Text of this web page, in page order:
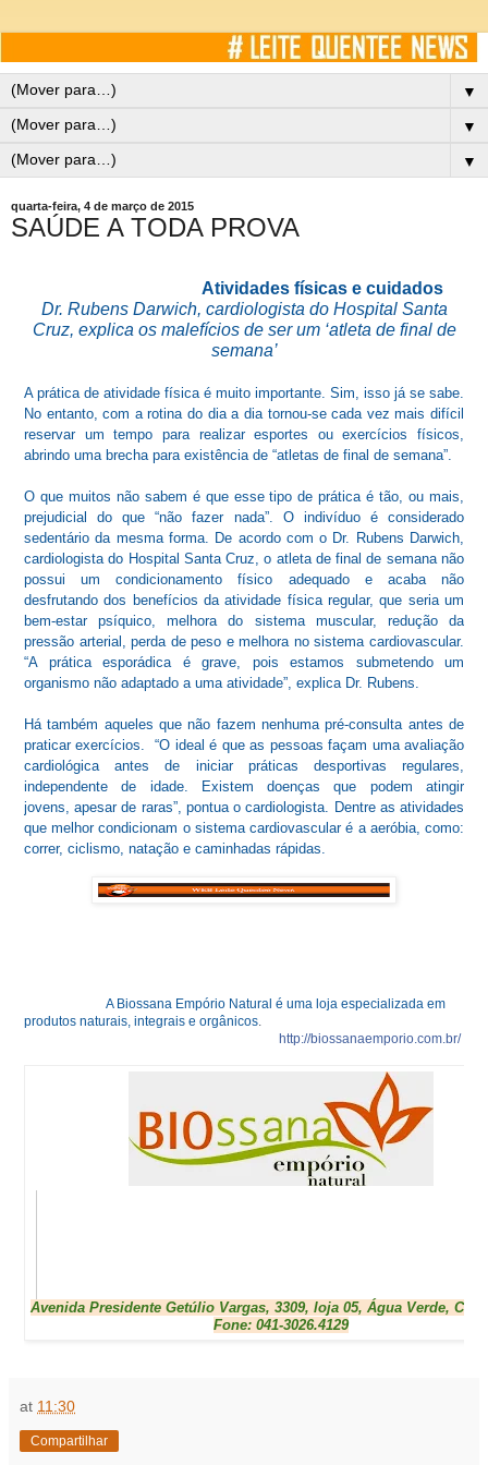
▼
▼
▼
quarta-feira, 4 de março de 2015
SAÚDE A TODA PROVA
Atividades físicas e cuidados
Dr. Rubens Darwich, cardiologista do Hospital Santa
Cruz, explica os malefícios de ser um ‘atleta de final de
semana’
A prática de atividade física é muito importante. Sim, isso já se sabe.
No entanto, com a rotina do dia a dia tornou-se cada vez mais difícil
reservar um tempo para realizar esportes ou exercícios físicos,
abrindo uma brecha para existência de “atletas de final de semana”.
O que muitos não sabem é que esse tipo de prática é tão, ou mais,
prejudicial do que “não fazer nada”. O indivíduo é considerado
sedentário da mesma forma. De acordo com o Dr. Rubens Darwich,
cardiologista do Hospital Santa Cruz, o atleta de final de semana não
possui um condicionamento físico adequado e acaba não
desfrutando dos benefícios da atividade física regular, que seria um
bem-estar psíquico, melhora do sistema muscular, redução da
pressão arterial, perda de peso e melhora no sistema cardiovascular.
“A prática esporádica é grave, pois estamos submetendo um
organismo não adaptado a uma atividade”, explica Dr. Rubens.
Há também aqueles que não fazem nenhuma pré-consulta antes de
praticar exercícios. “O ideal é que as pessoas façam uma avaliação
cardiológica antes de iniciar práticas desportivas regulares,
independente de idade. Existem doenças que podem atingir
jovens, apesar de raras”, pontua o cardiologista. Dentre as atividades
que melhor condicionam o sistema cardiovascular é a aeróbia, como:
correr, ciclismo, natação e caminhadas rápidas.
A Biossana Empório Natural é uma loja especializada em
produtos naturais, integrais e orgânicos
http://biossanaemporio.com.br/
Avenida Presidente Getúlio Vargas, 3309, loja 05, Água Verde,
Fone: 041-3026.4129
at 11:30
Compartilhar